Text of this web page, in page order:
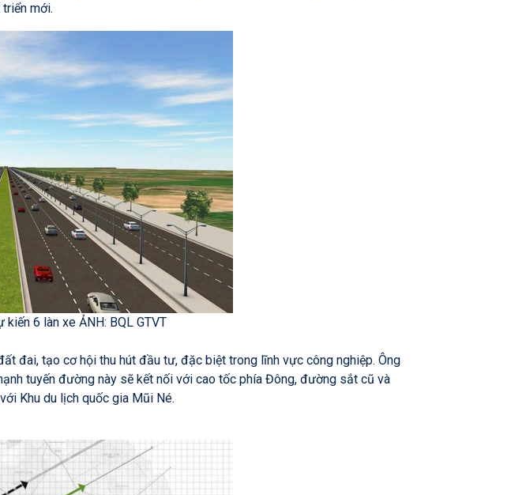
mới.
6 làn xe ẢNH: BQL GTVT
đai, tạo cơ hội thu hút đầu tư, đặc biệt trong lĩnh vực công nghiệp. Ông
tuyến đường này sẽ kết nối với cao tốc phía Đông, đường sắt cũ và
Khu du lịch quốc gia Mũi Né.